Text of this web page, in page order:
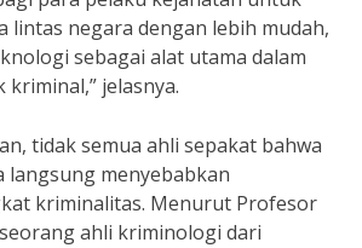
lintas negara dengan lebih mudah,
sebagai alat utama dalam
jelasnya.
tidak semua ahli sepakat bahwa
langsung menyebabkan
kriminalitas. Menurut Profesor
ahli kriminologi dari